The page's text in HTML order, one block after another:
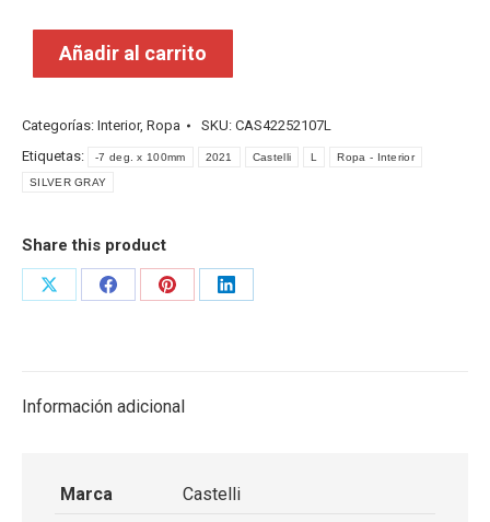
Añadir al carrito
Categorías: Interior, Ropa SKU: CAS42252107L
Etiquetas:
-7 deg. x 100mm 2021 Castelli L Ropa - Interior
SILVER GRAY
Share this product
Share
Share
Share
Share
Información adicional
Marca
Castelli